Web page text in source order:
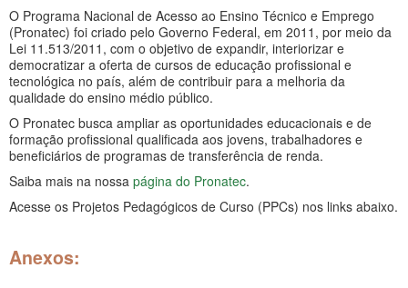
O Programa Nacional de Acesso ao Ensino Técnico e Emprego
(Pronatec) foi criado pelo Governo Federal, em 2011, por meio da
Lei 11.513/2011, com o objetivo de expandir, interiorizar e
democratizar a oferta de cursos de educação profissional e
tecnológica no país, além de contribuir para a melhoria da
qualidade do ensino médio público.
O Pronatec busca ampliar as oportunidades educacionais e de
formação profissional qualificada aos jovens, trabalhadores e
beneficiários de programas de transferência de renda.
Saiba mais na nossa página do Pronatec.
Acesse os Projetos Pedagógicos de Curso (PPCs) nos links abaixo.
Anexos: